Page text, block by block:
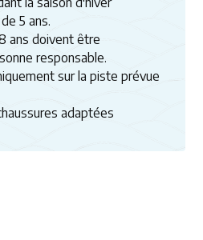
5 ans.
ans doivent être
responsable.
sur la piste prévue
adaptées